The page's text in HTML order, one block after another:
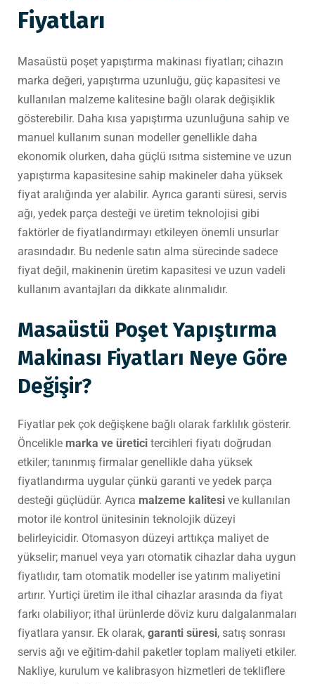
Fiyatları
Masaüstü poşet yapıştırma makinası fiyatları; cihazın
marka değeri, yapıştırma uzunluğu, güç kapasitesi ve
kullanılan malzeme kalitesine bağlı olarak değişiklik
gösterebilir. Daha kısa yapıştırma uzunluğuna sahip ve
manuel kullanım sunan modeller genellikle daha
ekonomik olurken, daha güçlü ısıtma sistemine ve uzun
yapıştırma kapasitesine sahip makineler daha yüksek
fiyat aralığında yer alabilir. Ayrıca garanti süresi, servis
ağı, yedek parça desteği ve üretim teknolojisi gibi
faktörler de fiyatlandırmayı etkileyen önemli unsurlar
arasındadır. Bu nedenle satın alma sürecinde sadece
fiyat değil, makinenin üretim kapasitesi ve uzun vadeli
kullanım avantajları da dikkate alınmalıdır.
Masaüstü Poşet Yapıştırma
Makinası Fiyatları Neye Göre
Değişir?
Fiyatlar pek çok değişkene bağlı olarak farklılık gösterir.
Öncelikle marka ve üretici tercihleri fiyatı doğrudan
etkiler; tanınmış firmalar genellikle daha yüksek
fiyatlandırma uygular çünkü garanti ve yedek parça
desteği güçlüdür. Ayrıca malzeme kalitesi ve kullanılan
motor ile kontrol ünitesinin teknolojik düzeyi
belirleyicidir. Otomasyon düzeyi arttıkça maliyet de
yükselir; manuel veya yarı otomatik cihazlar daha uygun
fiyatlıdır, tam otomatik modeller ise yatırım maliyetini
artırır. Yurtiçi üretim ile ithal cihazlar arasında da fiyat
farkı olabiliyor; ithal ürünlerde döviz kuru dalgalanmaları
fiyatlara yansır. Ek olarak, garanti süresi, satış sonrası
servis ağı ve eğitim-dahil paketler toplam maliyeti etkiler.
Nakliye, kurulum ve kalibrasyon hizmetleri de tekliflere